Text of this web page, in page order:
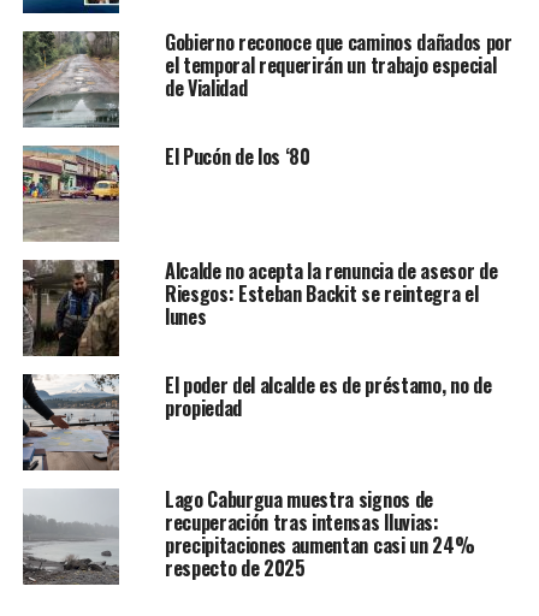
Gobierno reconoce que caminos dañados por
el temporal requerirán un trabajo especial
de Vialidad
El Pucón de los ‘80
Alcalde no acepta la renuncia de asesor de
Riesgos: Esteban Backit se reintegra el
lunes
El poder del alcalde es de préstamo, no de
propiedad
Lago Caburgua muestra signos de
recuperación tras intensas lluvias:
precipitaciones aumentan casi un 24%
respecto de 2025